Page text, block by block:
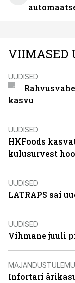
VIIMASED
UUDISED
kasvu
UUDISED
HKFoods
kulusurvest
UUDISED
LATRAPS sai
UUDISED
Vihmane juuli
Infortari